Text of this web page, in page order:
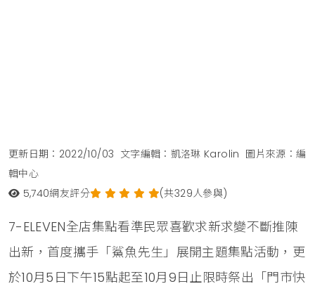
更新日期：2022/10/03 文字編輯：凱洛琳 Karolin 圖片來源：編
輯中心
5,740網友評分 (共329人參與)
7-ELEVEN全店集點看準民眾喜歡求新求變不斷推陳
出新，首度攜手「鯊魚先生」展開主題集點活動，更
於10月5日下午15點起至10月9日止限時祭出「門市快